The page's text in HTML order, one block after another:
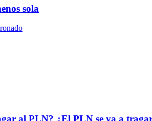
sola
al PLN? ¿El PLN se va a